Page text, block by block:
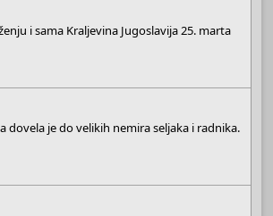
i sama Kraljevina Jugoslavija 25. marta
dovela je do velikih nemira seljaka i radnika.